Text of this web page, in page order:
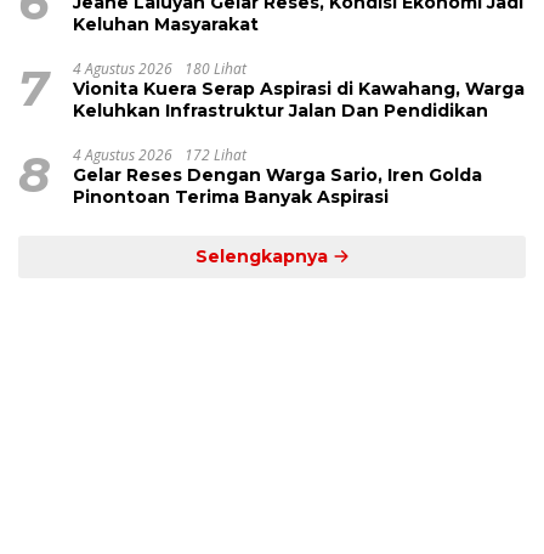
Keluhan Masyarakat
7 4 Agustus 2026 180 Lihat
Vionita Kuera Serap Aspirasi di Kawahang, Warga
Keluhkan Infrastruktur Jalan Dan Pendidikan
8 4 Agustus 2026 172 Lihat
Gelar Reses Dengan Warga Sario, Iren Golda
Pinontoan Terima Banyak Aspirasi
Selengkapnya